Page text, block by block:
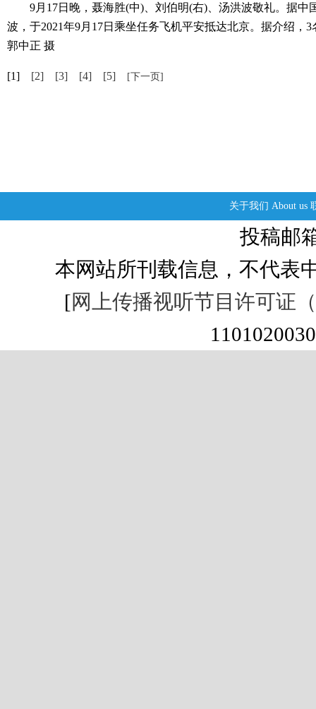
9月17日晚，聂海胜(中)、刘伯明(右)、汤洪波敬礼。据中
波，于2021年9月17日乘坐任务飞机平安抵达北京。据介绍
郭中正 摄
[1] [2] [3] [4] [5] [下一页]
关于我们 About us
投稿邮
本网站所刊载信息，不代表
[网上传播视听节目许可证